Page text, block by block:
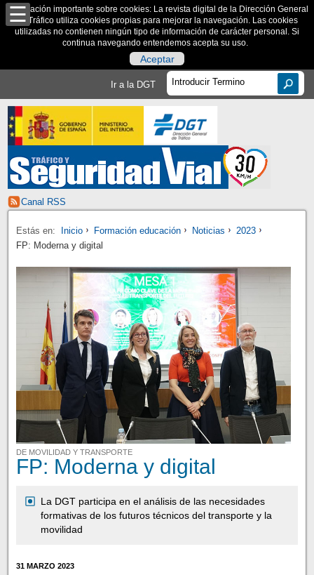
Información importante sobre cookies: La revista digital de la Dirección General
de Tráfico utiliza cookies propias para mejorar la navegación. Las cookies
utilizadas no contienen ningún tipo de información de carácter personal. Si
continua navegando entendemos acepta su uso.
Aceptar
Ir a la DGT
Canal RSS
Estás en: Inicio Formación educación Noticias
2023
FP: Moderna y digital
DE MOVILIDAD Y TRANSPORTE
FP: Moderna y digital
La DGT participa en el análisis de las necesidades
formativas de los futuros técnicos del transporte y la
movilidad
31 MARZO 2023